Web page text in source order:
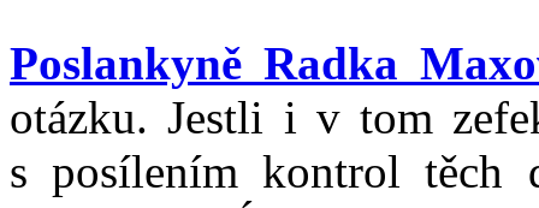
Poslankyně Radka
otázku. Jestli i v tom
s posílením kontrol těch